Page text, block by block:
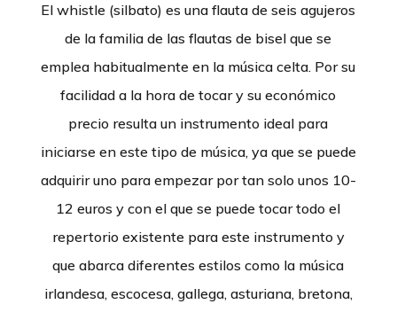
El whistle (silbato) es una flauta de seis agujeros
de la familia de las flautas de bisel que se
emplea habitualmente en la música celta. Por su
facilidad a la hora de tocar y su económico
precio resulta un instrumento ideal para
iniciarse en este tipo de música, ya que se puede
adquirir uno para empezar por tan solo unos 10-
12 euros y con el que se puede tocar todo el
repertorio existente para este instrumento y
que abarca diferentes estilos como la música
irlandesa, escocesa, gallega, asturiana, bretona,